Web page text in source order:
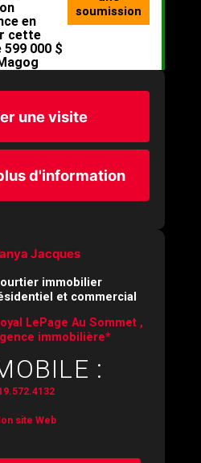
une visite
d'information
Jacques
immobilier
et commercial
LePage Au Sommet ,
immobilière*
:
site Web